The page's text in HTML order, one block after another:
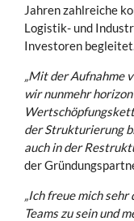
Jahren zahlreiche
Logistik- und
Investoren begleitet.
„Mit der Aufnahme
wir nunmehr
der Strukturierung
auch in der
der
„Ich freue mich
Teams zu sein und